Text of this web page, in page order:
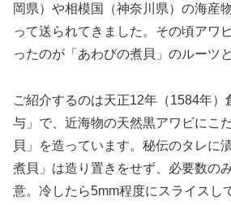
岡県）や相模国（神奈川県）の海産
って送られてきました。その頃アワ
ったのが「あわびの煮貝」のルーツ
ご紹介するのは天正12年（1584年）
与」で、近海物の天然黒アワビにこ
貝」を造っています。秘伝のタレに
煮貝」は造り置きをせず、必要数の
意。冷したら5mm程度にスライスし